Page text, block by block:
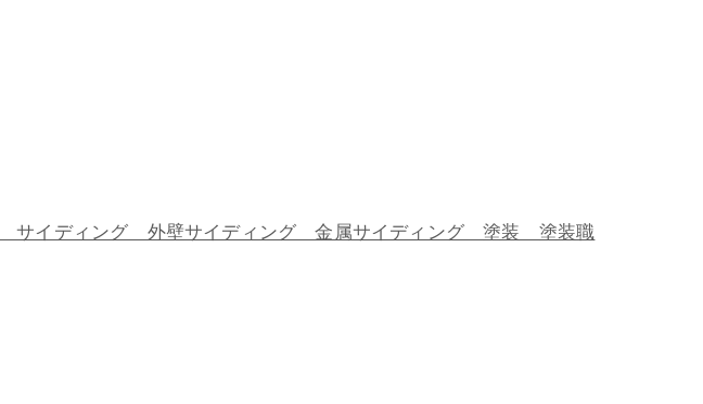
ディング 外壁サイディング 金属サイディング 塗装 塗装職